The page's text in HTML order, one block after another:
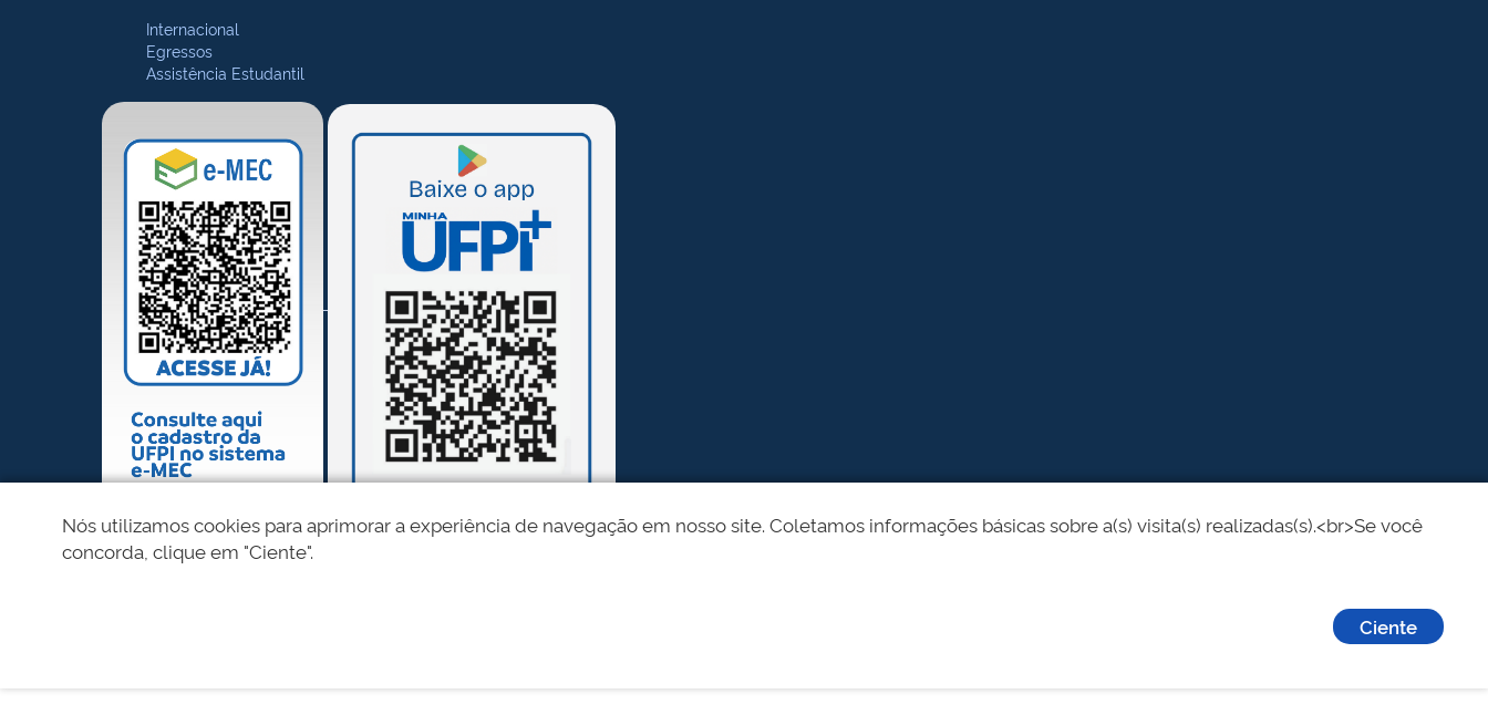
Internacional
Egressos
Assistência Estudantil
Nós utilizamos cookies para aprimorar a experiência de navegação em nosso site. Coletamos informações básicas sobre a(s) visita(s) realizadas(s).<br>Se você
concorda, clique em "Ciente".
Ciente